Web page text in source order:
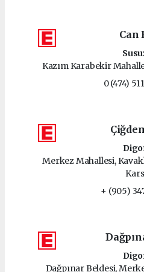
Can
Kazım Karabekir
0 (474)
Merkez Mahallesi,
Kars
+ (905)
Dağpınar Beldesi,